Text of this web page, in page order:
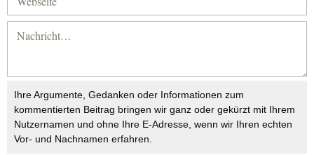
Ihre Argumente, Gedanken oder Informationen zum
kommentierten Beitrag bringen wir ganz oder gekürzt mit Ihrem
Nutzernamen und ohne Ihre E-Adresse, wenn wir Ihren echten
Vor- und Nachnamen erfahren.